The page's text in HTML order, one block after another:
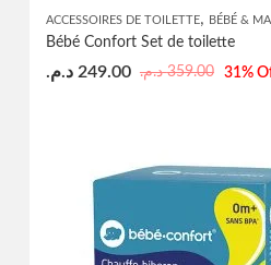
ACCESSOIRES DE TOILETTE, BÉBÉ &
Bébé Confort Set de toilette
359.00 د.م. 249.00 د.م. 31%